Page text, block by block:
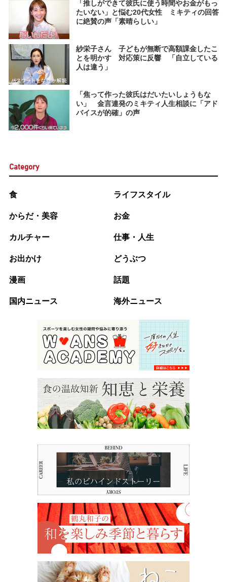
「推しができて彼氏に使う時間やお金がもっ
たいない」と悩む20代女性 ミキティの回答
に絶賛の声「素晴らしい」
紗栄子さん 子どもが無断で高額課金したこ
とを明かす 対応策に反響 「自立している
人は違う」
「焦って作った彼氏はだいたいしょうもな
い」 金言連発のミキティ人生相談に「アド
バイスが的確」の声
Category
食 ライフスタイル
からだ・美容 お金
カルチャー 仕事・人生
お出かけ どうぶつ
漫画 話題
国内ニュース 海外ニュース